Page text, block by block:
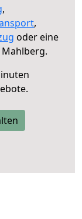
,
,
oder eine